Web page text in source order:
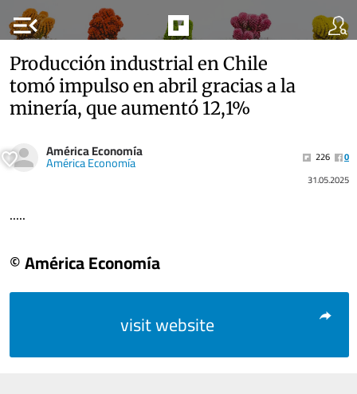
menu_open
Producción industrial en Chile
tomó impulso en abril gracias a la
minería, que aumentó 12,1%
América Economía
América Economía 226
0
31.05.2025
.....
© América Economía
visit website